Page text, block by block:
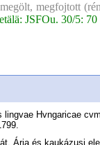
megölt, megfojtott
JSFOu. 30/5: 70
lingvae Hvngaricae
Árja és kaukázusi